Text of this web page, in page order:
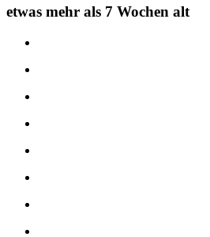
etwas mehr als 7 Wochen alt